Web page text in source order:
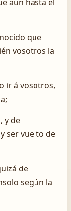
aun hasta el
que
vosotros la
ir á vosotros,
y de
ser vuelto de
de
según la